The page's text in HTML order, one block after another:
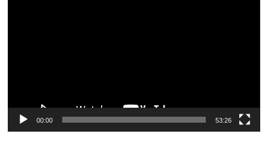
00:00 53:26